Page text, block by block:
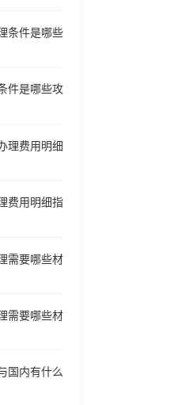
条件是哪些
件是哪些攻
理费用明细
费用明细指
需要哪些材
需要哪些材
国内有什么